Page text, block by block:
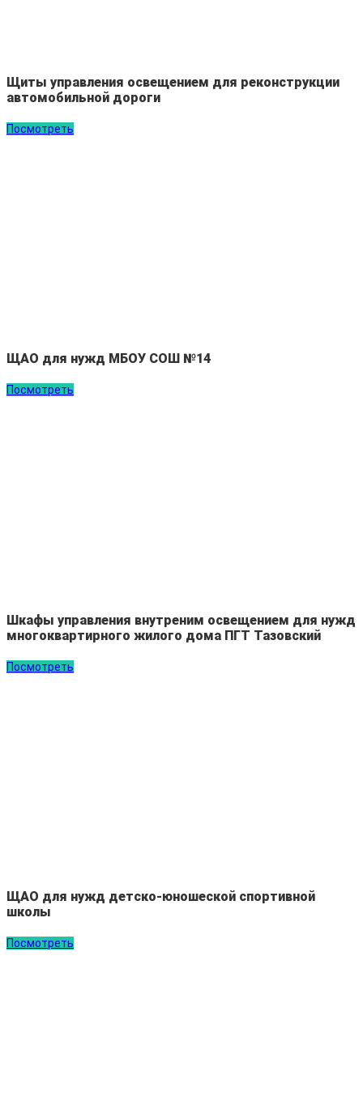
Щиты управления освещением для реконструкции
автомобильной дороги
Посмотреть
ЩАО для нужд МБОУ СОШ №14
Посмотреть
Шкафы управления внутреним освещением для нужд
многоквартирного жилого дома ПГТ Тазовский
Посмотреть
ЩАО для нужд детско-юношеской спортивной
школы
Посмотреть